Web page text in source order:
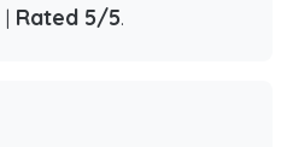
Rated 5/5.